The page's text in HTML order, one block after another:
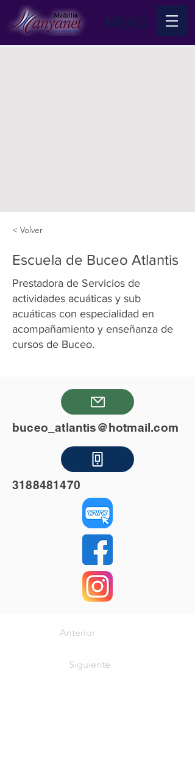
MENÚ
< Volver
Escuela de Buceo Atlantis
Prestadora de Servicios de
actividades acuáticas y sub
acuáticas con especialidad en
acompañamiento y enseñanza de
cursos de Buceo.
buceo_atlantis@hotmail.com
3188481470
Anterior
Siguiente